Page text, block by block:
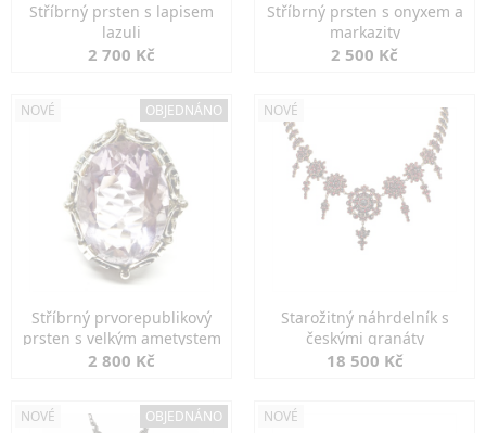
Stříbrný prsten s lapisem
lazuli
2 700 Kč
Stříbrný prsten s onyxem a
markazity
2 500 Kč
NOVÉ OBJEDNÁNO
Stříbrný prvorepublikový
prsten s velkým ametystem
2 800 Kč
NOVÉ
Starožitný náhrdelník s
českými granáty
18 500 Kč
NOVÉ OBJEDNÁNO NOVÉ